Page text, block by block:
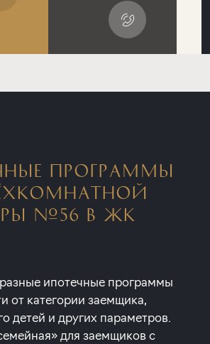
ПРОГРАММЫ
№56 В ЖК
ипотечные программы
от категории заемщика,
детей и других параметров.
для заемщиков с